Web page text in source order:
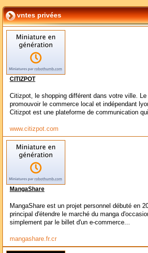
vntes privées
CITIZPOT
Citizpot, le shopping différent dans votre ville.
promouvoir le commerce local et indépendant
Citizpot est une plateforme de communication
www.citizpot.com
MangaShare
MangaShare est un projet personnel débuté en
principal d'étendre le marché du manga
simplement par le billet d'un e-commerce...
mangashare.fr.cr